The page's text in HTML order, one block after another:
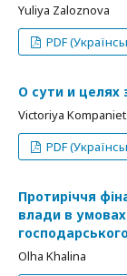
Yuliya Zaloznova
PDF
О сути и целях
Victoriya
PDF
Протиріччя
влади в
Olha Khalina